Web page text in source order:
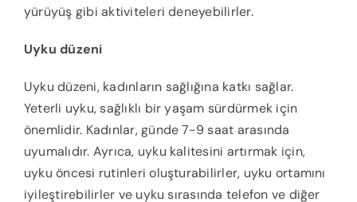
yürüyüş gibi aktiviteleri deneyebilirler.
Uyku düzeni
Uyku düzeni, kadınların sağlığına katkı sağlar.
Yeterli uyku, sağlıklı bir yaşam sürdürmek için
önemlidir. Kadınlar, günde 7-9 saat arasında
uyumalıdır. Ayrıca, uyku kalitesini artırmak için,
uyku öncesi rutinleri oluşturabilirler, uyku ortamını
iyileştirebilirler ve uyku sırasında telefon ve diğer